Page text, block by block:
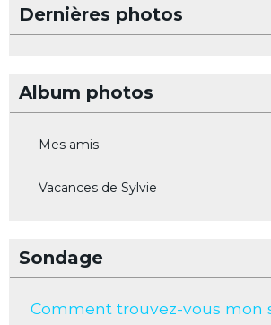
Dernières photos
Album photos
Mes amis
Vacances de Sylvie
Sondage
Comment trouvez-vous mon